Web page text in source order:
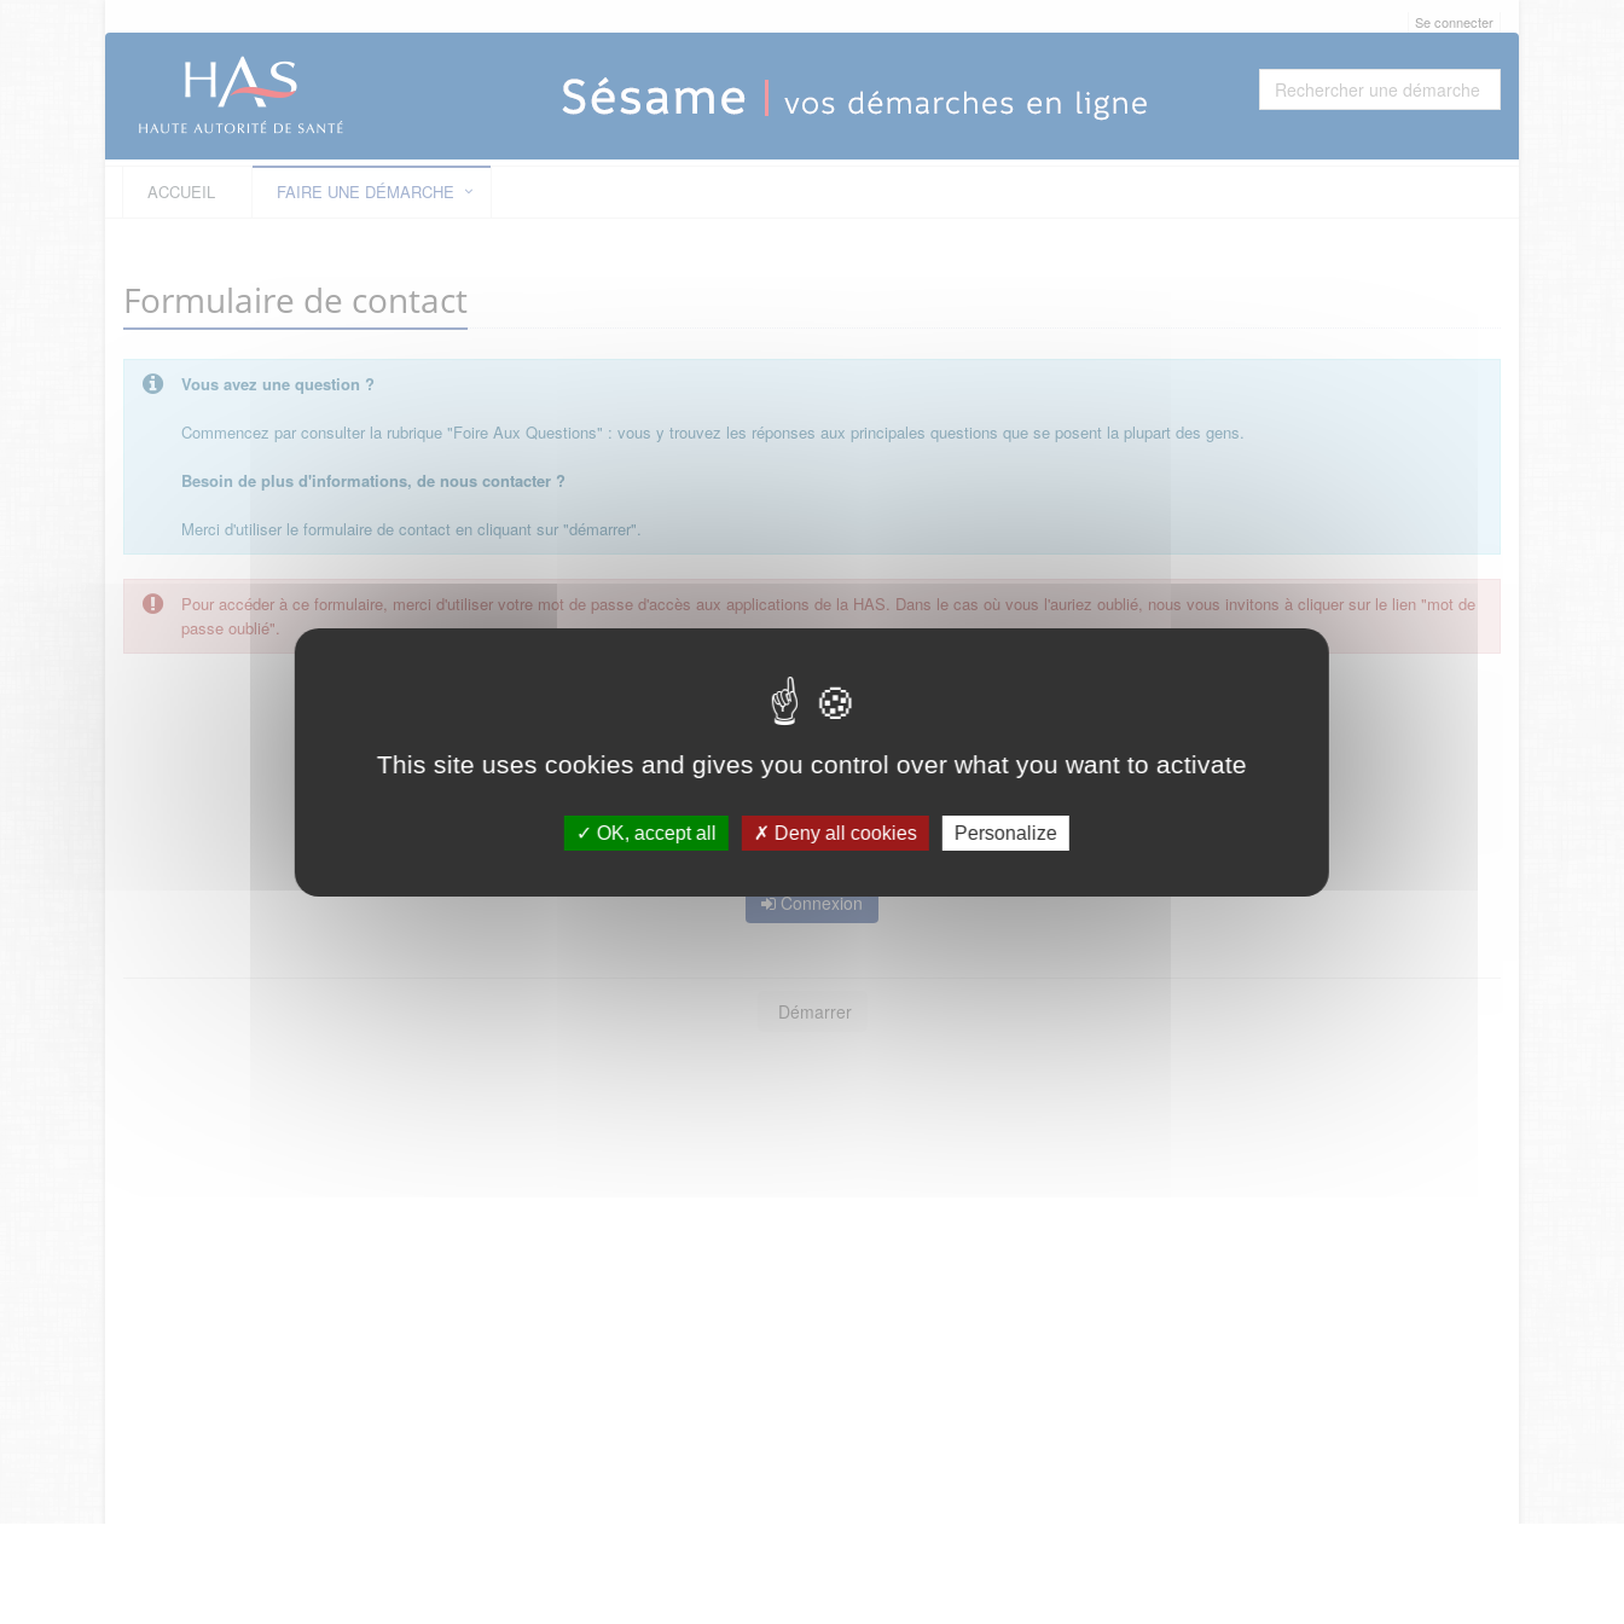
This site uses cookies and gives you control over what you want to activate
OK, accept all Deny all cookies Personalize
Se connecter
ACCUEIL FAIRE UNE DÉMARCHE
Formulaire de contact
Vous avez une question ?
Commencez par consulter la rubrique "Foire Aux Questions" : vous y trouvez les réponses aux principales questions que se posent la plupart des gens.
Besoin de plus d'informations, de nous contacter ?
Merci d'utiliser le formulaire de contact en cliquant sur "démarrer".
Pour accéder à ce formulaire, merci d'utiliser votre mot de passe d'accès aux applications de la HAS. Dans le cas où vous l'auriez oublié, nous vous invitons à cliquer sur le lien "mot de
passe oublié".
Mot de passe oublié ?
Connexion
Démarrer